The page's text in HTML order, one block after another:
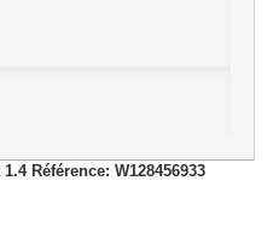
Référence: W128456933